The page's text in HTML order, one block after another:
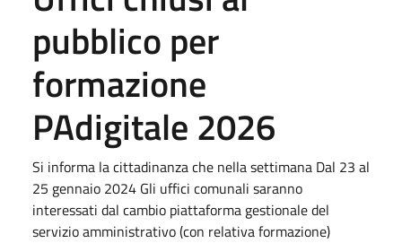
pubblico per
formazione
PAdigitale 2026
Si informa la cittadinanza che nella settimana Dal 23 al
25 gennaio 2024 Gli uffici comunali saranno
interessati dal cambio piattaforma gestionale del
servizio amministrativo (con relativa formazione)